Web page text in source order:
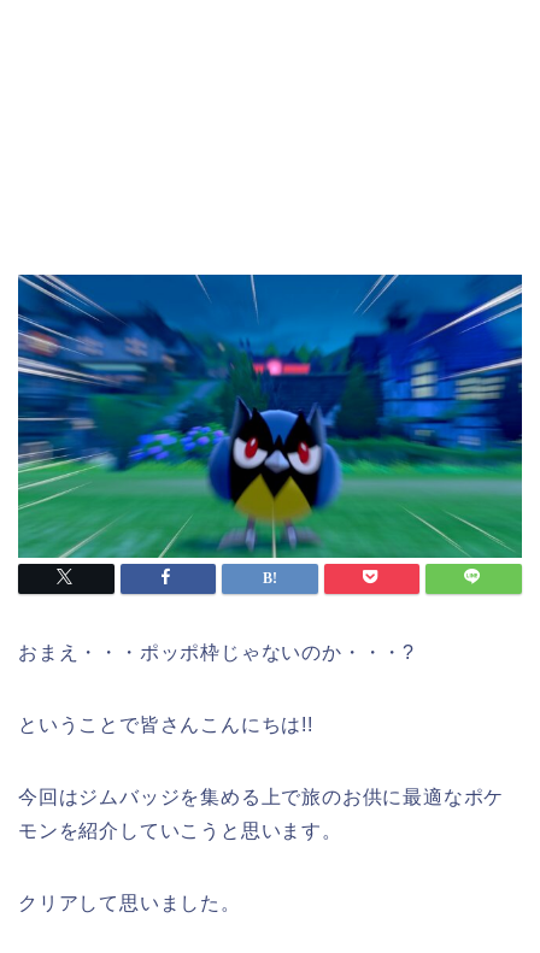
おまえ・・・ポッポ枠じゃないのか・・・?
ということで皆さんこんにちは!!
今回はジムバッジを集める上で旅のお供に最適なポケ
モンを紹介していこうと思います。
クリアして思いました。